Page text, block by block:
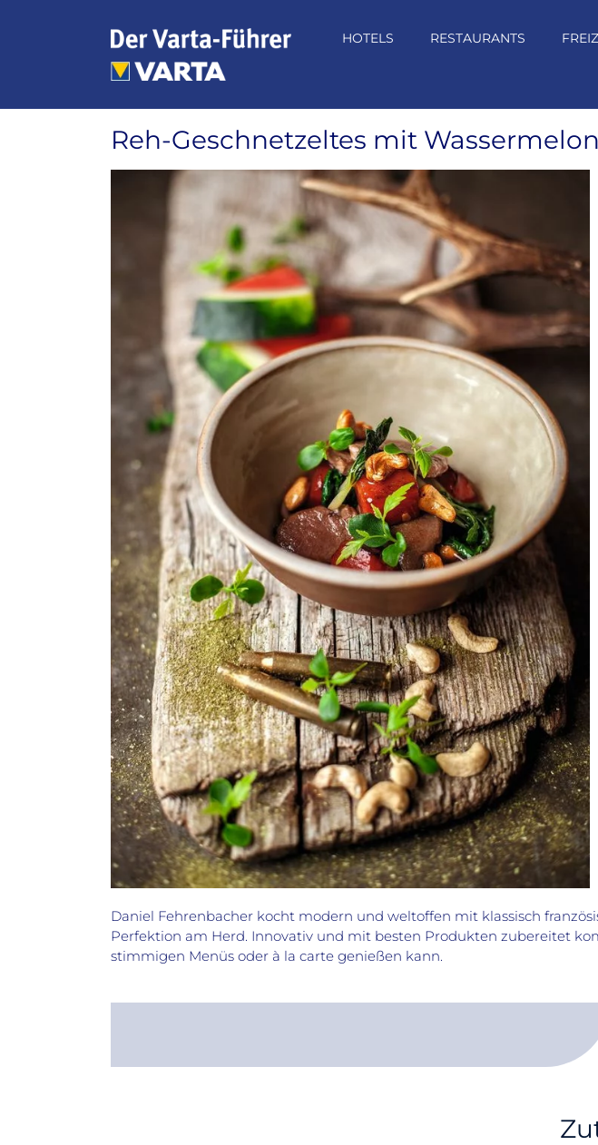
HOTELS RESTAURANTS
Reh-Geschnetzeltes mit
Daniel Fehrenbacher kocht modern und weltoffen mit klassisch
Perfektion am Herd. Innovativ und mit besten Produkten zubereitet
stimmigen Menüs oder à la carte genießen kann.